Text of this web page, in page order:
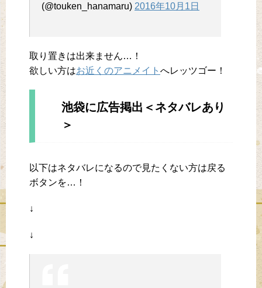
(@touken_hanamaru) 2016年10月1日
取り置きは出来ません…！
欲しい方はお近くのアニメイト へレッツゴー！
池袋に広告掲出＜ネタバレあり
＞
以下はネタバレになるので見たくない方は戻る
ボタンを…！
↓
↓